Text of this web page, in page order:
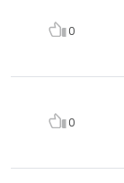
0
0